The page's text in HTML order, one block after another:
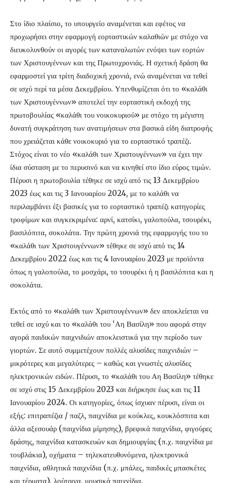
Στο ίδιο πλαίσιο, το υπουργείο αναμένεται και εφέτος να
προχωρήσει στην εφαρμογή εορταστικών καλαθιών με στόχο να
διευκολυνθούν οι αγορές των καταναλωτών ενόψει των εορτών
των Χριστουγέννων και της Πρωτοχρονιάς. Η σχετική δράση θα
εφαρμοστεί για τρίτη διαδοχική χρονιά, ενώ αναμένεται να τεθεί
σε ισχύ περί τα μέσα Δεκεμβρίου. Υπενθυμίζεται ότι το «καλάθι
των Χριστουγέννων» αποτελεί την εορταστική εκδοχή της
πρωτοβουλίας «καλάθι του νοικοκυριού» με στόχο τη μέγιστη
δυνατή συγκράτηση των ανατιμήσεων στα βασικά είδη διατροφής
που χρειάζεται κάθε νοικοκυριό για το εορταστικό τραπέζι.
Στόχος είναι το νέο «καλάθι των Χριστουγέννων» να έχει την
ίδια σύσταση με το περυσινό και να κινηθεί στο ίδιο εύρος τιμών.
Πέρυσι η πρωτοβουλία τέθηκε σε ισχύ από τις 13 Δεκεμβρίου
2023 έως και τις 3 Ιανουαρίου 2024, με το καλάθι να
περιλαμβάνει έξι βασικές για το εορταστικό τραπέζι κατηγορίες
τροφίμων και συγκεκριμένα: αρνί, κατσίκι, γαλοπούλα, τσουρέκι,
βασιλόπιτα, σοκολάτα. Την πρώτη χρονιά της εφαρμογής του το
«καλάθι των Χριστουγέννων» τέθηκε σε ισχύ από τις 14
Δεκεμβρίου 2022 έως και τις 4 Ιανουαρίου 2023 με προϊόντα
όπως η γαλοπούλα, το μοσχάρι, το τσουρέκι ή η βασιλόπιτα και η
σοκολάτα.
Εκτός από το «καλάθι των Χριστουγέννων» δεν αποκλείεται να
τεθεί σε ισχύ και το «καλάθι του ‘Αη Βασίλη» που αφορά στην
αγορά παιδικών παιχνιδιών αποκλειστικά για την περίοδο των
γιορτών. Σε αυτό συμμετέχουν πολλές αλυσίδες παιχνιδιών –
μικρότερες και μεγαλύτερες – καθώς και γνωστές αλυσίδες
ηλεκτρονικών ειδών. Πέρυσι, το «καλάθι του Αη Βασίλη» τέθηκε
σε ισχύ στις 15 Δεκεμβρίου 2023 και διήρκησε έως και τις 11
Ιανουαρίου 2024. Οι κατηγορίες, όπως ίσχυαν πέρυσι, είναι οι
εξής: επιτραπέζια / παζλ, παιχνίδια με κούκλες, κουκλόσπιτα και
άλλα αξεσουάρ (παιχνίδια μίμησης), βρεφικά παιχνίδια, φιγούρες
δράσης, παιχνίδια κατασκευών και δημιουργίας (π.χ. παιχνίδια με
τουβλάκια), οχήματα – τηλεκατευθυνόμενα, ηλεκτρονικά
παιχνίδια, αθλητικά παιχνίδια (π.χ. μπάλες, παιδικές μπασκέτες
και τέρματα), λούτρινα, μουσικά παιχνίδια.